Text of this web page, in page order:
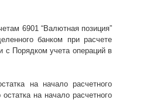
6901 “Валютная позиция”
банком при расчете
с Порядком учета операций в
на начало расчетного
на начало расчетного